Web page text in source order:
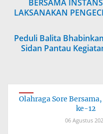
BERSAMA
LAKSANAKAN
Peduli Balita
Sidan Pantau
Olahraga Sore
ke-12
06 Agustus